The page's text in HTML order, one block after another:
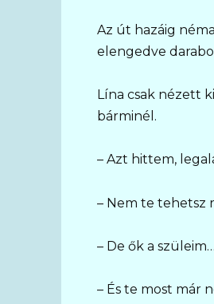
Az út hazáig
elengedve
Lína csak nézett
bárminél.
– Azt hittem,
– Nem te tehetsz
– De ők a szüleim…
– És te most már